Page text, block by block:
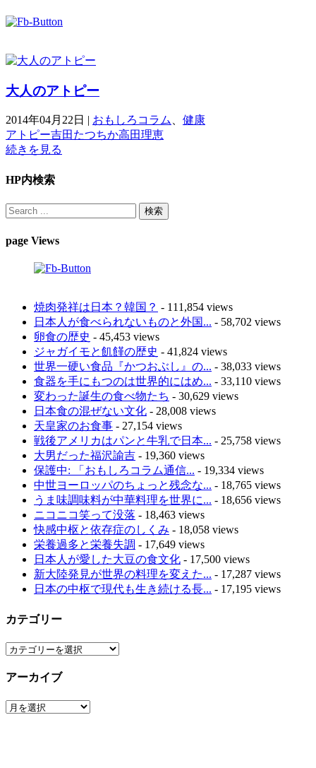
大人のアトピー
2014年04月22日 | おもしろコラム
健康
アトピー吉田たつちか高田理恵
続きを見る
HP内検索
page Views
焼肉発祥は日本？韓国？ - 111,854 views
日本人が食べられないものと外国... - 58,702 views
卵食の歴史 - 45,453 views
ジャガイモと飢饉の歴史 - 41,824 views
世界一硬い食品『かつおぶし』の... - 38,033 views
食器を手にもつのは世界的にはめ... - 33,110 views
変わった誕生の食べ物たち - 30,629 views
日本食の混ぜない文化 - 28,008 views
天皇家のお食事 - 27,154 views
戦後アメリカはパンと牛乳で日本... - 25,758 views
大男だった福沢諭吉 - 19,360 views
保護中: 「おもしろコラム通信... - 19,334 views
中世ヨーロッパのちょっと残念な... - 18,765 views
うま味調味料が中華料理を世界に... - 18,656 views
ニコニコ笑って没落 - 18,463 views
快感中枢と依存症のしくみ - 18,058 views
栄養過多と栄養失調 - 17,649 views
日本人が愛した大豆の食文化 - 17,500 views
新大陸発見が世界の料理を変えた... - 17,287 views
日本の中枢で現代も生き続ける長... - 17,195 views
カテゴリー
カ
ゴ
ー
アーカイブ
ア